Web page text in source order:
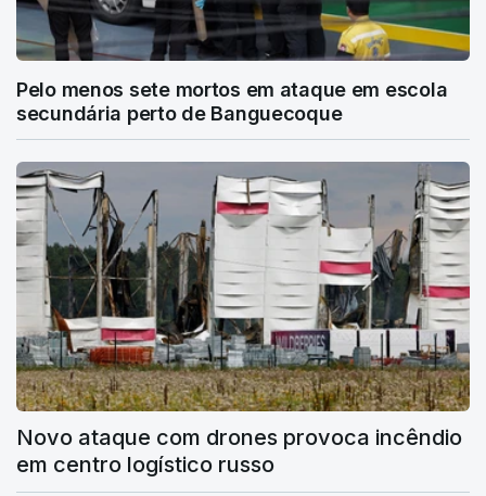
Pelo menos sete mortos em ataque em escola
secundária perto de Banguecoque
Novo ataque com drones provoca incêndio
em centro logístico russo